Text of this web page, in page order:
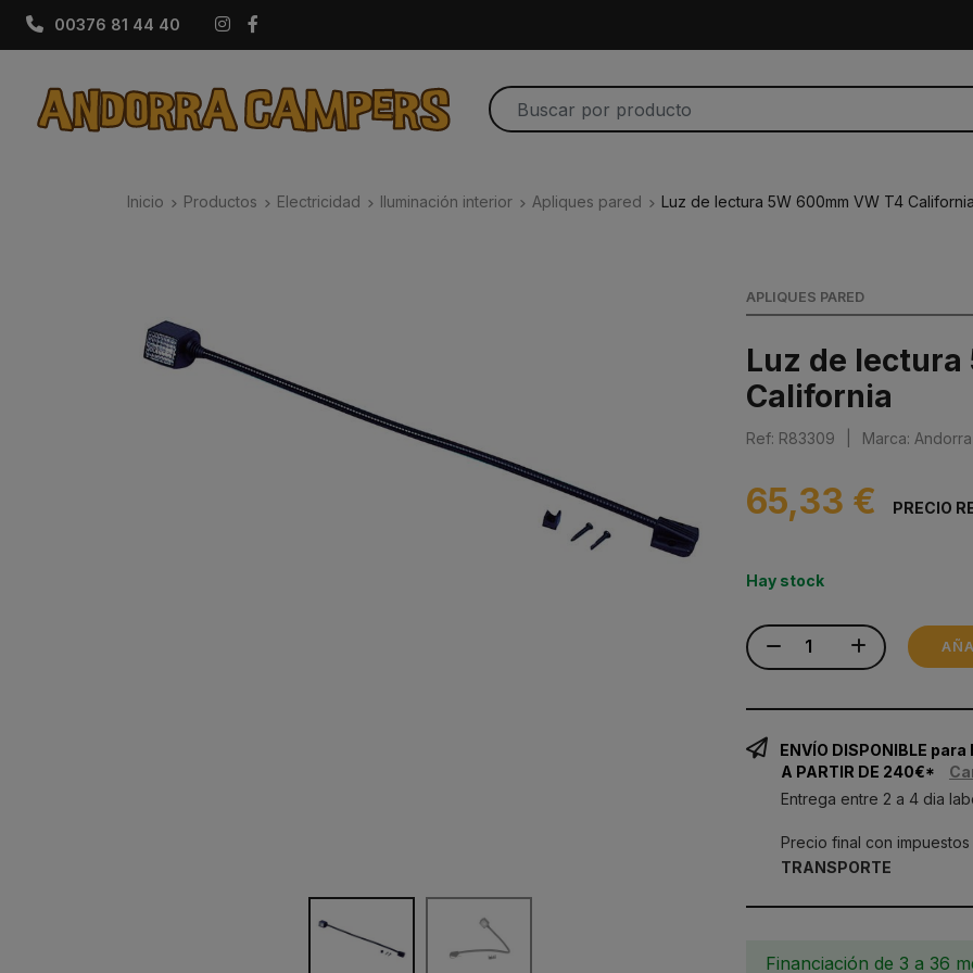
00376 81 44 40 Instagram
Inicio Productos Electricidad Iluminación interior Apliques pared Luz de lectura 5W 600mm VW T4 California
APLIQUES PARED
Luz de lectura
California
Ref: R83309 Marca:
65,33 € PRECIO
Hay stock
ENVÍO DISPONIBLE
A PARTIR DE 240€*
Entrega entre 2 a 4 dia
Precio final con
TRANSPORTE
Financiación de 3 a 36